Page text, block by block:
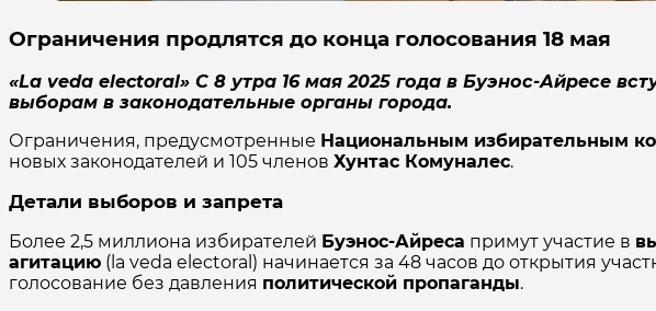
Ограничения продлятся до конца голосования 18 мая
«La veda electoral» С 8 утра 16 мая 2025 года в Буэнос-Айресе
выборам в законодательные органы города.
Ограничения, предусмотренные Национальным избирательным
новых законодателей и 105 членов Хунтас Комуналес.
Детали выборов и запрета
Более 2,5 миллиона избирателей Буэнос-Айреса примут участие в
агитацию (la veda electoral) начинается за 48 часов до открытия
голосование без давления политической пропаганды.